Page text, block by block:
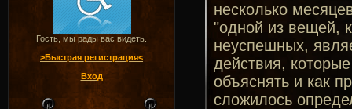
Гость, мы рады вас видеть.
>Быстрая регистрация<
Вход
несколько
"одной из вещей,
неуспешных,
действия,
объяснять и как
сложилось